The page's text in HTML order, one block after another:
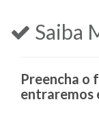
Saiba
Preencha o
entraremos